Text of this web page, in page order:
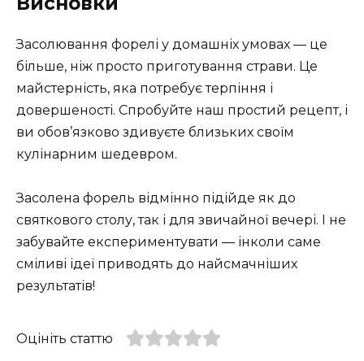
Засолювання форелі у домашніх умовах — це
більше, ніж просто приготування страви. Це
майстерність, яка потребує терпіння і
довершеності. Спробуйте наш простий рецепт, і
ви обов’язково здивуєте близьких своїм
кулінарним шедевром.
Засолена форель відмінно підійде як до
святкового столу, так і для звичайної вечері. І не
забувайте експериментувати — інколи саме
сміливі ідеї приводять до найсмачніших
результатів!
Оцініть статтю